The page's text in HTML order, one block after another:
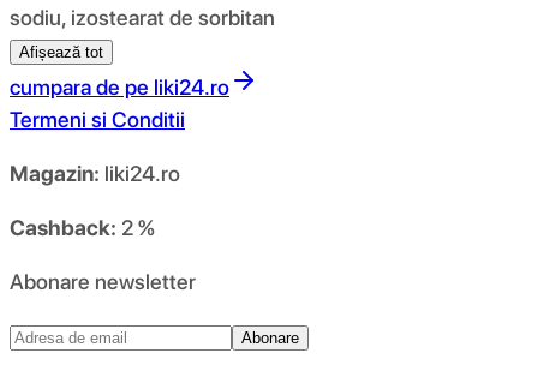
sodiu, izostearat de sorbitan
Afișează tot
cumpara de pe liki24.ro
Termeni si Conditii
Magazin: liki24.ro
Cashback: 2 %
Abonare newsletter
Abonare